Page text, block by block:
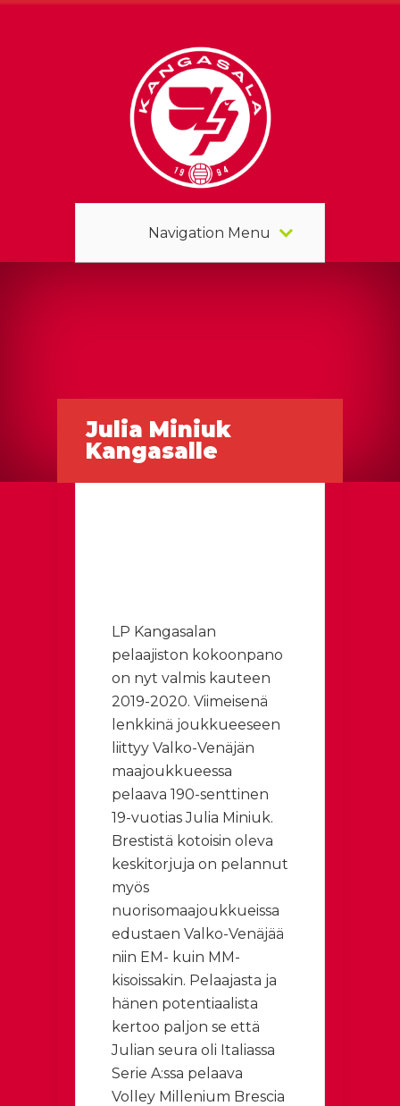
Navigation Menu
Julia Miniuk
Kangasalle
LP Kangasalan
pelaajiston kokoonpano
on nyt valmis kauteen
2019-2020. Viimeisenä
lenkkinä joukkueeseen
liittyy Valko-Venäjän
maajoukkueessa
pelaava 190-senttinen
19-vuotias Julia Miniuk.
Brestistä kotoisin oleva
keskitorjuja on pelannut
myös
nuorisomaajoukkueissa
edustaen Valko-Venäjää
niin EM- kuin MM-
kisoissakin. Pelaajasta ja
hänen potentiaalista
kertoo paljon se että
Julian seura oli Italiassa
Serie A:ssa pelaava
Volley Millenium Brescia